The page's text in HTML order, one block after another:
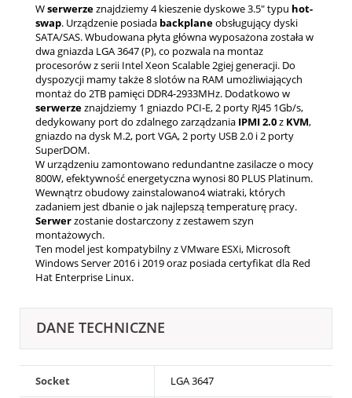
Wserwerzeznajdziemy 4 kieszenie dyskowe 3.5" typu hot-
swap. Urządzenie posiada backplaneobsługujący dyski
SATA/SAS. Wbudowana płyta główna wyposażona została w
dwa gniazda LGA 3647 (P), co pozwala na montaz
procesorów z serii Intel Xeon Scalable 2giej generacji. Do
dyspozycji mamy także 8 slotów na RAM umożliwiających
montaż do 2TB pamięci DDR4-2933MHz. Dodatkowo w
serwerzeznajdziemy 1 gniazdo PCI-E, 2 porty RJ45 1Gb/s,
dedykowany port do zdalnego zarządzania IPMI 2.0z KVM,
gniazdo na dysk M.2, port VGA, 2 porty USB 2.0 i 2 porty
SuperDOM.
W urządzeniu zamontowano redundantne zasilacze o mocy
800W, efektywność energetyczna wynosi 80 PLUS Platinum.
Wewnątrz obudowy zainstalowano4 wiatraki, których
zadaniem jest dbanie o jak najlepszą temperaturę pracy.
Serwerzostanie dostarczony z zestawem szyn
montażowych.
Ten model jest kompatybilny z VMware ESXi, Microsoft
Windows Server 2016 i 2019 oraz posiada certyfikat dla Red
Hat Enterprise Linux.
DANE TECHNICZNE
Socket LGA 3647